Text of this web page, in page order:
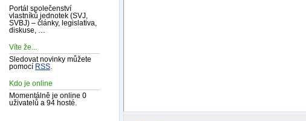
Portál společenství
vlastníků jednotek (SVJ,
SVBJ) – články, legislativa,
diskuse, …
Víte že...
Sledovat novinky můžete
pomocí RSS
Kdo je online
Momentálně je online 0
uživatelů a 94 hosté.